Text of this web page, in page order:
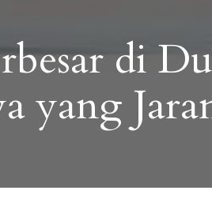
di
yang